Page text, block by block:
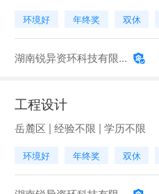
环境好 年终奖 双休
湖南锐异资环科技有限...
工程设计
岳麓区 | 经验不限 | 学历不限
环境好 年终奖 双休